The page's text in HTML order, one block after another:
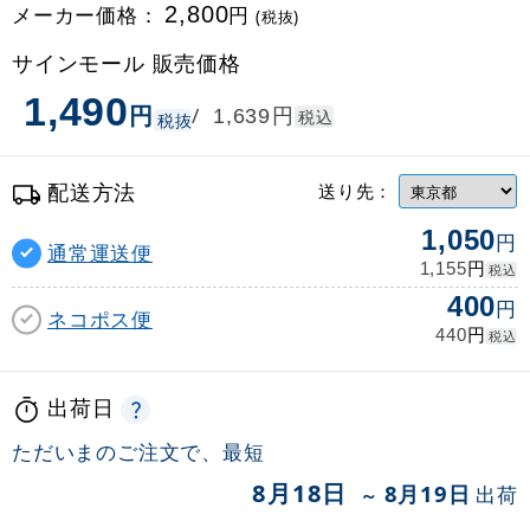
メーカー価格： 2,800円(税抜)
サインモール 販売価格
1,490円 税抜/ 1,639円 税込
配送方法 送り先：
通常運送便 1,050円
1,155円 税込
ネコポス便 400円
440円 税込
出荷日
ただいまのご注文で、最短
8月18日 ～ 8月19日 出荷